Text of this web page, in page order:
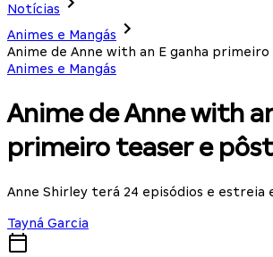
Notícias
Animes e Mangás
Anime de Anne with an E ganha
Animes e Mangás
Anime de Anne with
primeiro teaser e
Anne Shirley terá 24 episódios e estreia
Tayná Garcia